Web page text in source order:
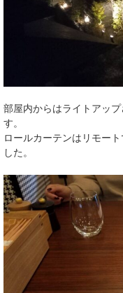
部屋内からはライトアッ
す。
ロールカーテンはリモー
した。